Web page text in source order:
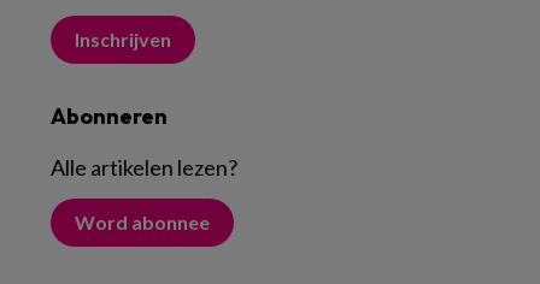
Inschrijven
Abonneren
Alle artikelen lezen?
Word abonnee